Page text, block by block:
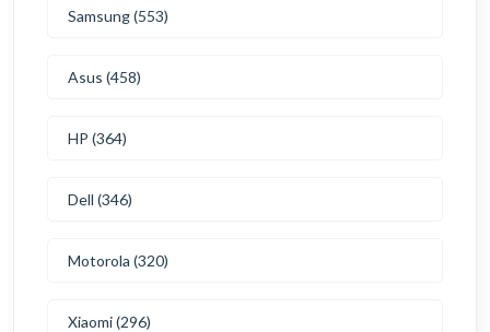
Samsung (553)
Asus (458)
HP (364)
Dell (346)
Motorola (320)
Xiaomi (296)